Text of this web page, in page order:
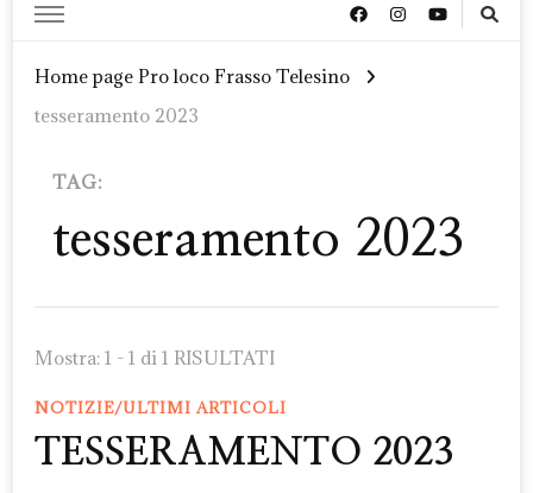
Home page Pro loco Frasso Telesino
tesseramento 2023
TAG:
tesseramento 2023
Mostra: 1 - 1 di 1 RISULTATI
NOTIZIE/ULTIMI ARTICOLI
TESSERAMENTO 2023